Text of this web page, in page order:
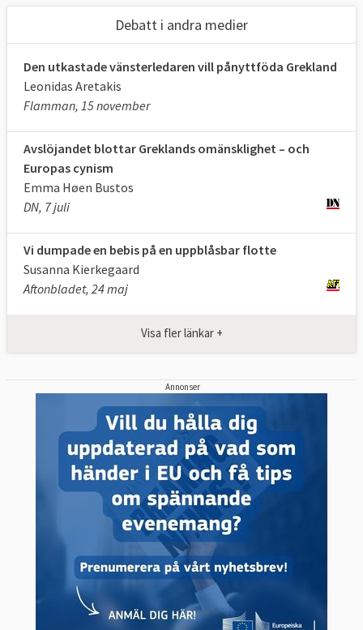
Debatt i andra medier
Den utkastade vänsterledaren vill pånyttföda Grekland
Leonidas Aretakis
Flamman, 15 november
Avslöjandet blottar Greklands omänsklighet – och
Europas cynism
Emma Høen Bustos
DN, 7 juli
Vi dumpade en bebis på en uppblåsbar flotte
Susanna Kierkegaard
Aftonbladet, 24 maj
Visa fler länkar +
Annonser